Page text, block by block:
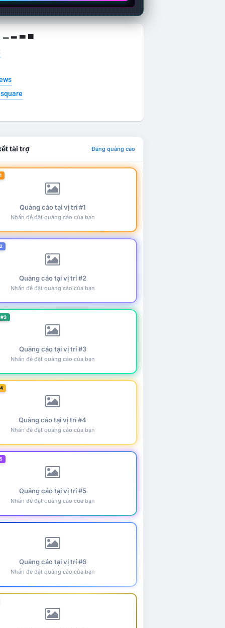
▁ ▂ ▃ ▄
tài trợ Đăng quảng cáo
Quảng cáo tại vị trí #1
Nhấn để đặt quảng cáo của bạn
Quảng cáo tại vị trí #2
Nhấn để đặt quảng cáo của bạn
Quảng cáo tại vị trí #3
Nhấn để đặt quảng cáo của bạn
Quảng cáo tại vị trí #4
Nhấn để đặt quảng cáo của bạn
Quảng cáo tại vị trí #5
Nhấn để đặt quảng cáo của bạn
Quảng cáo tại vị trí #6
Nhấn để đặt quảng cáo của bạn